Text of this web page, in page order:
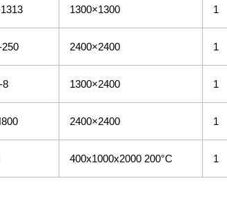
1300×1300 1
2400×2400 1
8 1300×2400 1
2400×2400 1
400x1000x2000 200°C 1